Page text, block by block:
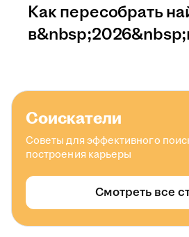
Как пересобрать
Соискатели
Советы для эффективного
построения карьеры
Смотреть все